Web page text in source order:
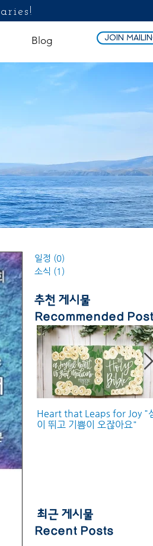
Blog JOIN
Heart that Leaps for Joy "심장
이 뛰고 기쁨이 오잖아요"
추천 게시물
Recommended Post
일정 (0)
소식 (1)
최근 게시물
Recent Posts